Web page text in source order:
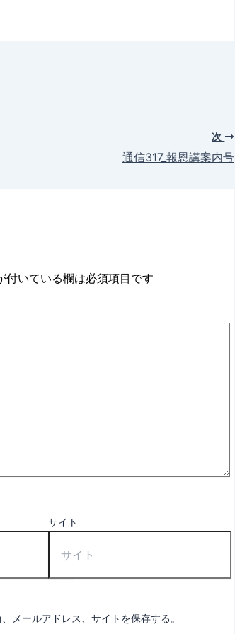
次
通信317_報恩講案内号
付いている欄は必須項目です
サイト
メールアドレス、サイトを保存する。